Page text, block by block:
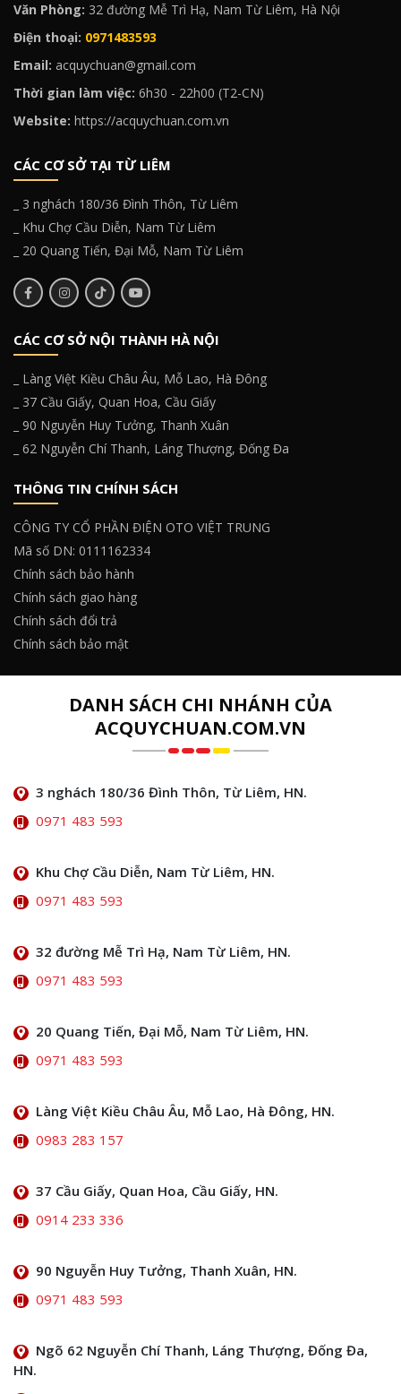
Văn Phòng: 32 đường Mễ Trì Hạ, Nam Từ Liêm, Hà Nội
Điện thoại: 0971483593
Email: acquychuan@gmail.com
Thời gian làm việc: 6h30 - 22h00 (T2-CN)
Website: https://acquychuan.com.vn
CÁC CƠ SỞ TẠI TỪ LIÊM
_ 3 nghách 180/36 Đình Thôn, Từ Liêm
_ Khu Chợ Cầu Diễn, Nam Từ Liêm
_ 20 Quang Tiến, Đại Mỗ, Nam Từ Liêm
CÁC CƠ SỞ NỘI THÀNH HÀ NỘI
_ Làng Việt Kiều Châu Âu, Mỗ Lao, Hà Đông
_ 37 Cầu Giấy, Quan Hoa, Cầu Giấy
_ 90 Nguyễn Huy Tưởng, Thanh Xuân
_ 62 Nguyễn Chí Thanh, Láng Thượng, Đống Đa
THÔNG TIN CHÍNH SÁCH
CÔNG TY CỔ PHẦN ĐIỆN OTO VIỆT TRUNG
Mã số DN: 0111162334
Chính sách bảo hành
Chính sách giao hàng
Chính sách đổi trả
Chính sách bảo mật
DANH SÁCH CHI NHÁNH CỦA
ACQUYCHUAN.COM.VN
3 nghách 180/36 Đình Thôn, Từ Liêm, HN.
0971 483 593
Khu Chợ Cầu Diễn, Nam Từ Liêm, HN.
0971 483 593
32 đường Mễ Trì Hạ, Nam Từ Liêm, HN.
0971 483 593
20 Quang Tiến, Đại Mỗ, Nam Từ Liêm, HN.
0971 483 593
Làng Việt Kiều Châu Âu, Mỗ Lao, Hà Đông, HN.
0983 283 157
37 Cầu Giấy, Quan Hoa, Cầu Giấy, HN.
0914 233 336
90 Nguyễn Huy Tưởng, Thanh Xuân, HN.
0971 483 593
Ngõ 62 Nguyễn Chí Thanh, Láng Thượng, Đống Đa,
HN.